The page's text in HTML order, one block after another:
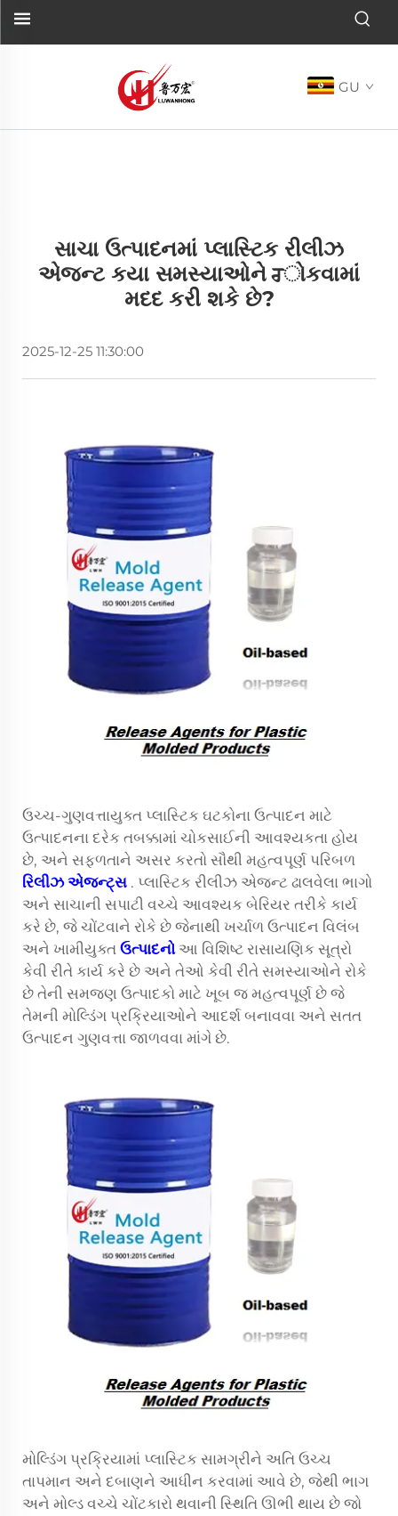
GU
સાચા ઉત્પાદનમાં પ્લાસ્ટિક રીલીઝ
એજન્ટ કયા સમસ્યાઓને ਰોકવામાં
મદદ કરી શકે છે?
2025-12-25 11:30:00
ઉચ્ચ-ગુણવત્તાયુક્ત પ્લાસ્ટિક ઘટકોના ઉત્પાદન માટે
ઉત્પાદનના દરેક તબક્કામાં ચોકસાઈની આવશ્યકતા હોય
છે, અને સફળતાને અસર કરતો સૌથી મહત્વપૂર્ણ પરિબળ
રિલીઝ એજન્ટ્સ . પ્લાસ્ટિક રીલીઝ એજન્ટ ઢાલવેલા ભાગો
અને સાચાની સપાટી વચ્ચે આવશ્યક બેરિયર તરીકે કાર્ય
કરે છે, જે ચોંટવાને રોકે છે જેનાથી ખર્ચાળ ઉત્પાદન વિલંબ
અને ખામીયુક્ત ઉત્પાદનો આ વિશિષ્ટ રાસાયણિક સૂત્રો
કેવી રીતે કાર્ય કરે છે અને તેઓ કેવી રીતે સમસ્યાઓને રોકે
છે તેની સમજણ ઉત્પાદકો માટે ખૂબ જ મહત્વપૂર્ણ છે જે
તેમની મોલ્ડિંગ પ્રક્રિયાઓને આદર્શ બનાવવા અને સતત
ઉત્પાદન ગુણવત્તા જાળવવા માંગે છે.
મોલ્ડિંગ પ્રક્રિયામાં પ્લાસ્ટિક સામગ્રીને અતિ ઉચ્ચ
તાપમાન અને દબાણને આધીન કરવામાં આવે છે, જેથી ભાગ
અને મોલ્ડ વચ્ચે ચોંટકારો થવાની સ્થિતિ ઊભી થાય છે જો